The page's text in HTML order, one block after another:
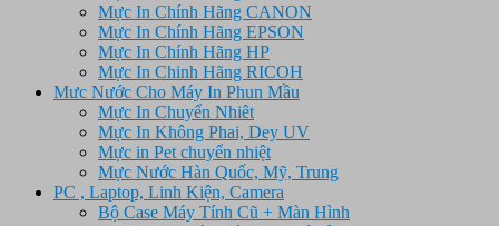
Mực In Chính Hãng CANON
Mực In Chính Hãng EPSON
Mực In Chính Hãng HP
Mực In Chinh Hãng RICOH
Mưc Nước Cho Máy In Phun Mầu
Mực In Chuyển Nhiêt
Mực In Không Phai, Dey UV
Mực in Pet chuyển nhiệt
Mực Nước Hàn Quốc, Mỹ, Trung
PC , Laptop, Linh Kiện, Camera
Bộ Case Máy Tính Cũ + Màn Hình